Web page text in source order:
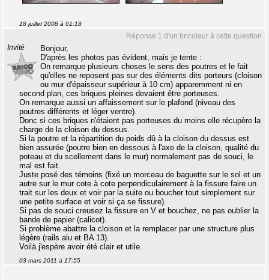
18 juillet 2008 à 01:18
Réponse 1 d'un bricoleur à cette question
Invité
Bonjour,
D'après les photos pas évident, mais je tente :
On remarque plusieurs choses le sens des poutres et le fait
qu'elles ne reposent pas sur des éléments dits porteurs (cloison
ou mur d'épaisseur supérieur à 10 cm) apparemment ni en
second plan, ces briques pleines devaient être porteuses.
On remarque aussi un affaissement sur le plafond (niveau des
poutres différents et léger ventre).
Donc si ces briques n'étaient pas porteuses du moins elle récupère la
charge de la cloison du dessus.
Si la poutre et la répartition du poids dû à la cloison du dessus est
bien assurée (poutre bien en dessous à l'axe de la cloison, qualité du
poteau et du scellement dans le mur) normalement pas de souci, le
mal est fait.
Juste posé des témoins (fixé un morceau de baguette sur le sol et un
autre sur le mur cote à cote perpendiculairement à la fissure faire un
trait sur les deux et voir par la suite ou boucher tout simplement sur
une petite surface et voir si ça se fissure).
Si pas de souci creusez la fissure en V et bouchez, ne pas oublier la
bande de papier (calicot).
Si problème abattre la cloison et la remplacer par une structure plus
légère (rails alu et BA 13).
Voilà j'espère avoir été clair et utile.
03 mars 2011 à 17:55